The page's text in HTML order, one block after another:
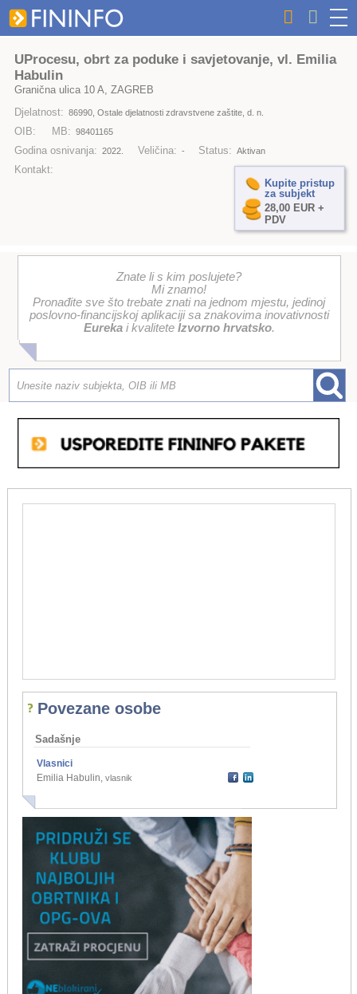
UProcesu, obrt za poduke i savjetovanje, vl. Emilia
Habulin
Granična ulica 10 A, ZAGREB
Djelatnost: 86990, Ostale djelatnosti zdravstvene zaštite, d. n.
OIB: MB: 98401165
Godina osnivanja: 2022. Veličina: - Status: Aktivan
Kontakt:
Kupite pristup
za subjekt
28,00 EUR +
PDV
Znate li s kim poslujete?
Mi znamo!
Pronađite sve što trebate znati na jednom mjestu, jedinoj
poslovno-financijskoj aplikaciji sa znakovima inovativnosti
Eurekai kvalitete Izvorno hrvatsko.
Povezane osobe
Sadašnje
Vlasnici
Emilia Habulin, vlasnik